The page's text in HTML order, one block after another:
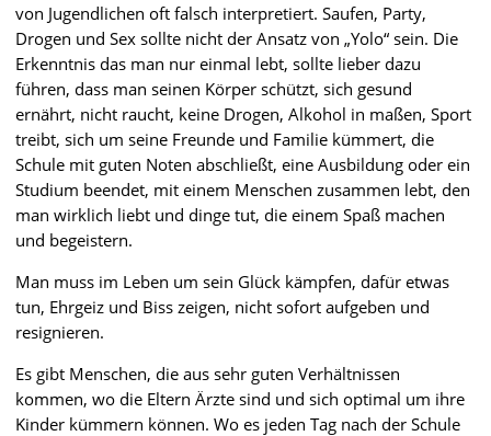
von Jugendlichen oft falsch interpretiert. Saufen, Party,
Drogen und Sex sollte nicht der Ansatz von „Yolo“ sein. Die
Erkenntnis das man nur einmal lebt, sollte lieber dazu
führen, dass man seinen Körper schützt, sich gesund
ernährt, nicht raucht, keine Drogen, Alkohol in maßen, Sport
treibt, sich um seine Freunde und Familie kümmert, die
Schule mit guten Noten abschließt, eine Ausbildung oder ein
Studium beendet, mit einem Menschen zusammen lebt, den
man wirklich liebt und dinge tut, die einem Spaß machen
und begeistern.
Man muss im Leben um sein Glück kämpfen, dafür etwas
tun, Ehrgeiz und Biss zeigen, nicht sofort aufgeben und
resignieren.
Es gibt Menschen, die aus sehr guten Verhältnissen
kommen, wo die Eltern Ärzte sind und sich optimal um ihre
Kinder kümmern können. Wo es jeden Tag nach der Schule